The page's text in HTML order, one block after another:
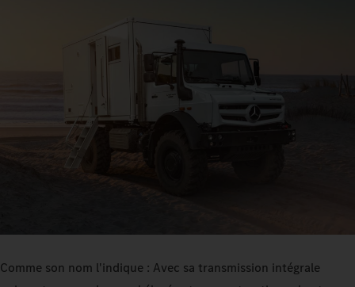
Comme son nom l'indique : Avec sa transmission intégrale